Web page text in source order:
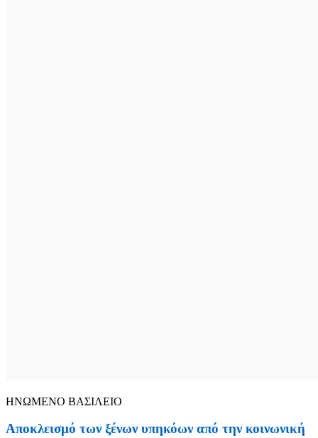
ΗΝΩΜΕΝΟ ΒΑΣΙΛΕΙΟ
Αποκλεισμό των ξένων υπηκόων από την κοινωνική